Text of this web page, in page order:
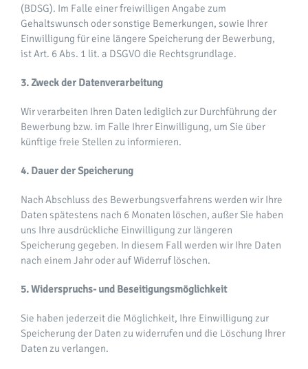
(BDSG). Im Falle einer freiwilligen Angabe zum
Gehaltswunsch oder sonstige Bemerkungen, sowie Ihrer
Einwilligung für eine längere Speicherung der Bewerbung,
ist Art. 6 Abs. 1 lit. a DSGVO die Rechtsgrundlage.
3. Zweck der Datenverarbeitung
Wir verarbeiten Ihren Daten lediglich zur Durchführung der
Bewerbung bzw. im Falle Ihrer Einwilligung, um Sie über
künftige freie Stellen zu informieren.
4. Dauer der Speicherung
Nach Abschluss des Bewerbungsverfahrens werden wir Ihre
Daten spätestens nach 6 Monaten löschen, außer Sie haben
uns Ihre ausdrückliche Einwilligung zur längeren
Speicherung gegeben. In diesem Fall werden wir Ihre Daten
nach einem Jahr oder auf Widerruf löschen.
5. Widerspruchs- und Beseitigungsmöglichkeit
Sie haben jederzeit die Möglichkeit, Ihre Einwilligung zur
Speicherung der Daten zu widerrufen und die Löschung Ihrer
Daten zu verlangen.